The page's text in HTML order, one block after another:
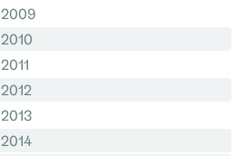
2009
2010
2011
2012
2013
2014